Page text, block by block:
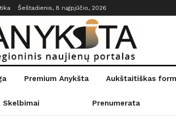
Šeštadienis, 8 rugpjūčio, 2026
Premium Anykšta Aukštaitiškas
Skelbimai Prenumerata